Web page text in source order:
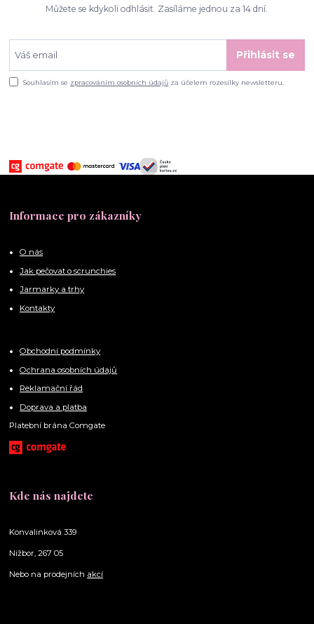
Můžete se kdykoli odhlásit. Zasíláme jednou za 14 dní.
Přihlásit se
Souhlasím se zpracováním osobních údajů za účelem rozesílky newsletteru.
Informace pro zákazníky
O nás
Jak pečovat o scrunchies
Jarmarky a trhy
Kontakty
Obchodní podmínky
Ochrana osobních údajů
Reklamační řád
Doprava a platba
Platební brána Comgate
Kde nás najdete
Konvalinková 339
Nižbor, 267 05
Nebo na prodejních akcí